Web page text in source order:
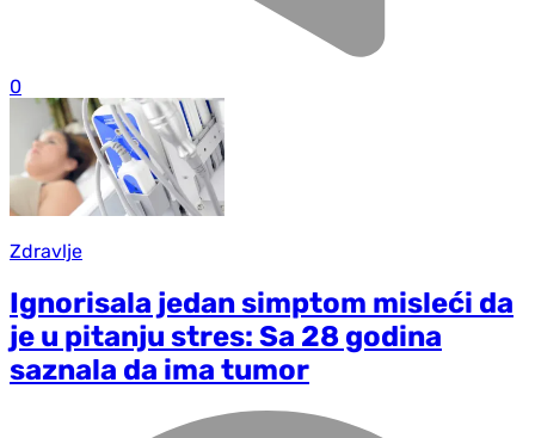
0
Zdravlje
Ignorisala jedan simptom misleći da
je u pitanju stres: Sa 28 godina
saznala da ima tumor